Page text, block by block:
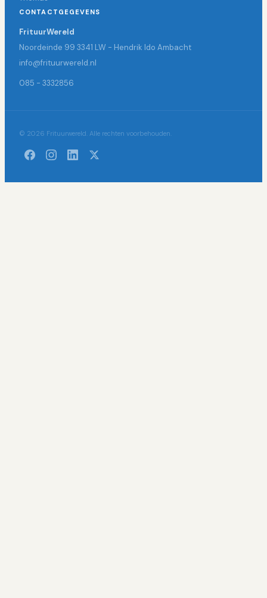
CONTACTGEGEVENS
FrituurWereld
Noordeinde 99 3341 LW - Hendrik Ido Ambacht
info@frituurwereld.nl
085 - 3332856
© 2026 Frituurwereld. Alle rechten voorbehouden.